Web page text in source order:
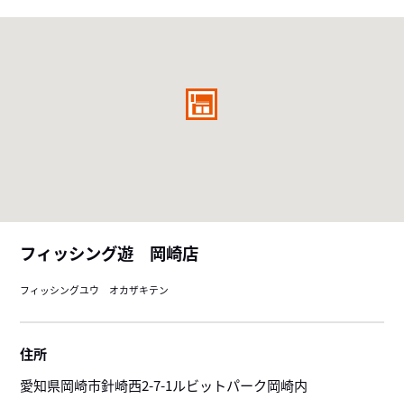
フィッシング遊 岡崎店
フィッシングユウ オカザキテン
住所
愛知県岡崎市針崎西2-7-1ルビットパーク岡崎内